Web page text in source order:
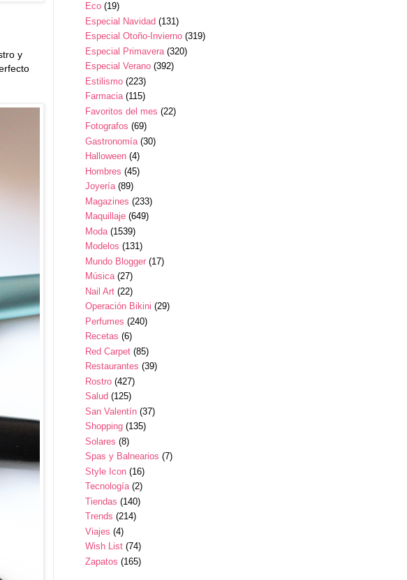
y
Eco (19)
Especial Navidad (131)
Especial Otoño-Invierno (319)
Especial Primavera (320)
Especial Verano (392)
Estilismo (223)
Farmacia (115)
Favoritos del mes (22)
Fotografos (69)
Gastronomía (30)
Halloween (4)
Hombres (45)
Joyería (89)
Magazines (233)
Maquillaje (649)
Moda (1539)
Modelos (131)
Mundo Blogger (17)
Música (27)
Nail Art (22)
Operación Bikini (29)
Perfumes (240)
Recetas (6)
Red Carpet (85)
Restaurantes (39)
Rostro (427)
Salud (125)
San Valentín (37)
Shopping (135)
Solares (8)
Spas y Balnearios (7)
Style Icon (16)
Tecnología (2)
Tiendas (140)
Trends (214)
Viajes (4)
Wish List (74)
Zapatos (165)